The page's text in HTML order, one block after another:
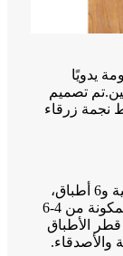
يدويًا
تصميم
نجمة زرقاء
تتضمن مجموعة الأطباق المنزلية هذه 4 أوعية و6 أطباق،
والتي تلبي احتياجات تناول الطعام العائلية المكونة من 4-6
10 بوصات؛يبلغ قطر الأطباق